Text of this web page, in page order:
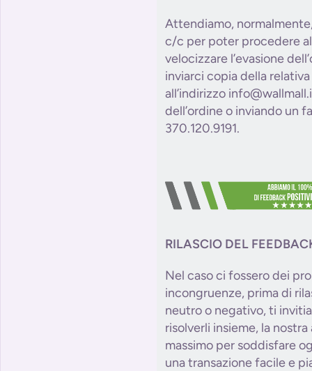
Attendiamo,
c/c per poter procedere
velocizzare l’evasione
inviarci copia della
all’indirizzo
dell’ordine o inviando un
370.120.9191.
RILASCIO DEL
Nel caso ci fossero dei
incongruenze, prima di
neutro o negativo, ti
risolverli insieme, la
massimo per soddisfare
una transazione facile e